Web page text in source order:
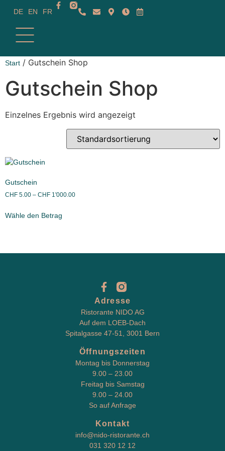
DE EN FR
Start / Gutschein Shop
Gutschein Shop
Einzelnes Ergebnis wird angezeigt
Gutschein
CHF 5.00 – CHF 1'000.00
Wähle den Betrag
Adresse
Ristorante NIDO AG
Auf dem LOEB-Dach
Spitalgasse 47-51, 3001 Bern
Öffnungszeiten
Montag bis Donnerstag
9.00 – 23.00
Freitag bis Samstag
9.00 – 24.00
So auf Anfrage
Kontakt
info@nido-ristorante.ch
031 320 12 12